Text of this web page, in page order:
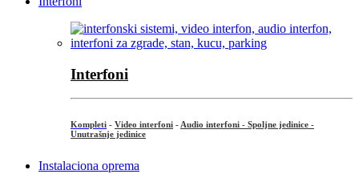
Interfoni
Kompleti - Video interfoni - Audio interfoni - Spoljne jedinice -
Unutrašnje jedinice
Instalaciona oprema